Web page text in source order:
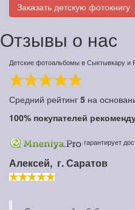
Заказать детскую фотокнигу
Отзывы о нас
Детские фотоальбомы в Сыктывкару и
Средний рейтинг 5 на
100% покупателей
гарантирует
Алексей, г. Саратов